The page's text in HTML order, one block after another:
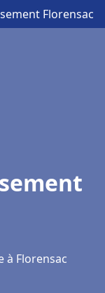
Florensac
Florensac